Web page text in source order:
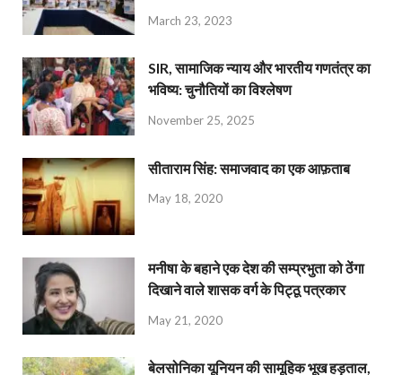
March 23, 2023
SIR, सामाजिक न्याय और भारतीय गणतंत्र का
भविष्य: चुनौतियों का विश्लेषण
November 25, 2025
सीताराम सिंह: समाजवाद का एक आफ़ताब
May 18, 2020
मनीषा के बहाने एक देश की सम्प्रभुता को ठेंगा
दिखाने वाले शासक वर्ग के पिट्ठू पत्रकार
May 21, 2020
बेलसोनिका यूनियन की सामूहिक भूख हड़ताल,